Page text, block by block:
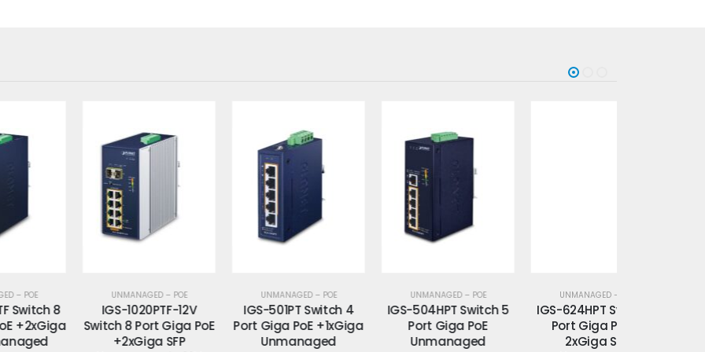
8
UNMANAGED – POE
IGS-1020PTF-12V
Switch 8 Port Giga PoE
+2xGiga SFP
UNMANAGED – POE
IGS-501PT Switch 4
Port Giga PoE +1xGiga
Unmanaged
UNMANAGED – POE
IGS-504HPT Switch 5
Port Giga PoE
Unmanaged
UNMANAGED – POE
IGS-624HPT Switch 6
Port Giga PoE +
2xGiga SFP